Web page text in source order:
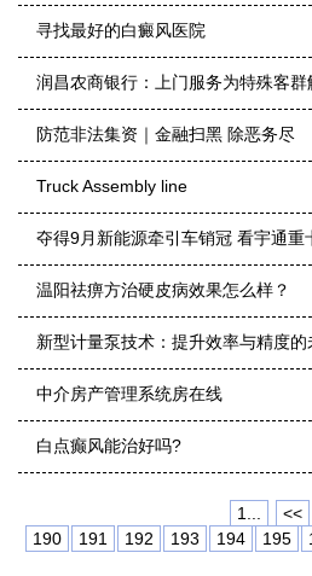
寻找最好的白癜风医院
润昌农商银行：上门服务为特殊客群
防范非法集资｜金融扫黑 除恶务尽
Truck Assembly line
夺得9月新能源牵引车销冠 看宇通重
温阳祛痹方治硬皮病效果怎么样？
新型计量泵技术：提升效率与精度的
中介房产管理系统房在线
白点癫风能治好吗?
1...
<<
190
191 192 193 194 195